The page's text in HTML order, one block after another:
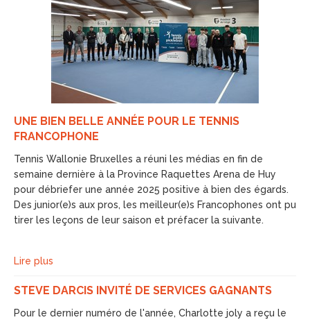
UNE BIEN BELLE ANNÉE POUR LE TENNIS
FRANCOPHONE
Tennis Wallonie Bruxelles a réuni les médias en fin de
semaine dernière à la Province Raquettes Arena de Huy
pour débriefer une année 2025 positive à bien des égards.
Des junior(e)s aux pros, les meilleur(e)s Francophones ont pu
tirer les leçons de leur saison et préfacer la suivante.
Lire plus
STEVE DARCIS INVITÉ DE SERVICES GAGNANTS
Pour le dernier numéro de l'année, Charlotte joly a reçu le